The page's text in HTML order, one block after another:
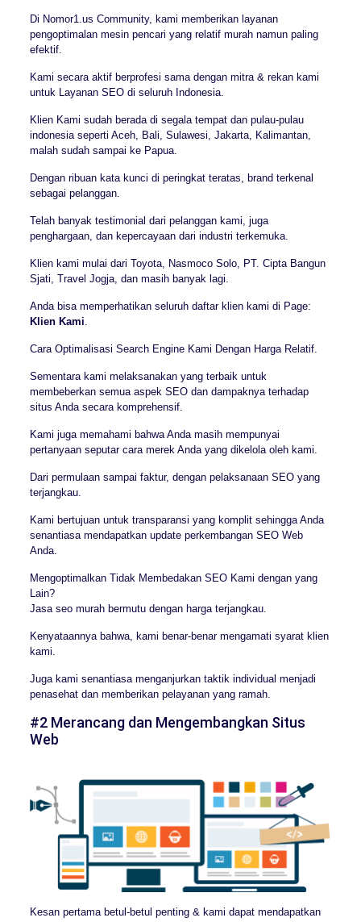
Di Nomor1.us Community, kami memberikan layanan
pengoptimalan mesin pencari yang relatif murah namun paling
efektif.
Kami secara aktif berprofesi sama dengan mitra & rekan kami
untuk Layanan SEO di seluruh Indonesia.
Klien Kami sudah berada di segala tempat dan pulau-pulau
indonesia seperti Aceh, Bali, Sulawesi, Jakarta, Kalimantan,
malah sudah sampai ke Papua.
Dengan ribuan kata kunci di peringkat teratas, brand terkenal
sebagai pelanggan.
Telah banyak testimonial dari pelanggan kami, juga
penghargaan, dan kepercayaan dari industri terkemuka.
Klien kami mulai dari Toyota, Nasmoco Solo, PT. Cipta Bangun
Sjati, Travel Jogja, dan masih banyak lagi.
Anda bisa memperhatikan seluruh daftar klien kami di Page:
Klien Kami
Cara Optimalisasi Search Engine Kami Dengan Harga Relatif.
Sementara kami melaksanakan yang terbaik untuk
membeberkan semua aspek SEO dan dampaknya terhadap
situs Anda secara komprehensif.
Kami juga memahami bahwa Anda masih mempunyai
pertanyaan seputar cara merek Anda yang dikelola oleh kami.
Dari permulaan sampai faktur, dengan pelaksanaan SEO yang
terjangkau.
Kami bertujuan untuk transparansi yang komplit sehingga Anda
senantiasa mendapatkan update perkembangan SEO Web
Anda.
Mengoptimalkan Tidak Membedakan SEO Kami dengan yang
Lain?
Jasa seo murah bermutu dengan harga terjangkau.
Kenyataannya bahwa, kami benar-benar mengamati syarat klien
kami.
Juga kami senantiasa menganjurkan taktik individual menjadi
penasehat dan memberikan pelayanan yang ramah.
#2 Merancang dan Mengembangkan Situs
Web
Kesan pertama betul-betul penting & kami dapat mendapatkan